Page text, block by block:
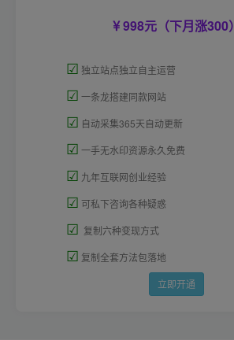
998元（下月涨300）
☑ 独立站点独立自主运营
☑ 一条龙搭建同款网站
☑ 自动采集365天自动更新
☑ 一手无水印资源永久免费
☑ 九年互联网创业经验
☑ 可私下咨询各种疑惑
☑ 复制六种变现方式
☑ 复制全套方法包落地
立即开通